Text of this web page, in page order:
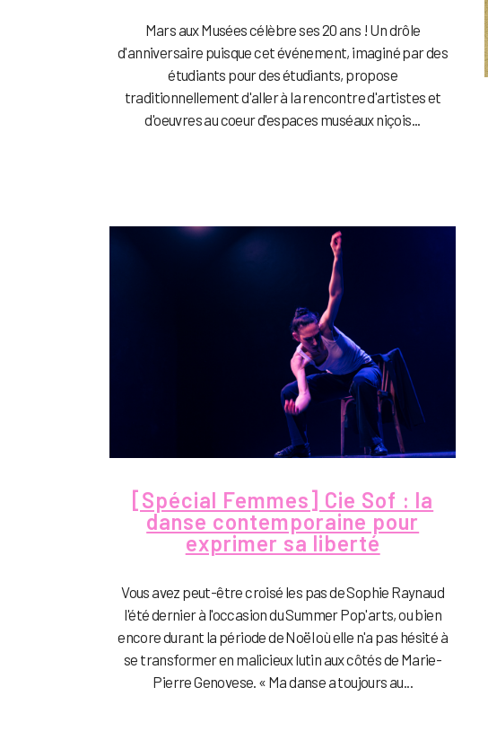
Mars aux Musées célèbre ses 20 ans ! Un drôle
d'anniversaire puisque cet événement, imaginé par des
étudiants pour des étudiants, propose
traditionnellement d'aller à la rencontre d'artistes et
d'oeuvres au coeur d'espaces muséaux niçois...
[Spécial Femmes] Cie Sof : la
danse contemporaine pour
exprimer sa liberté
Vous avez peut-être croisé les pas de Sophie Raynaud
l'été dernier à l'occasion du Summer Pop'arts, ou bien
encore durant la période de Noël où elle n'a pas hésité à
se transformer en malicieux lutin aux côtés de Marie-
Pierre Genovese. « Ma danse a toujours au...